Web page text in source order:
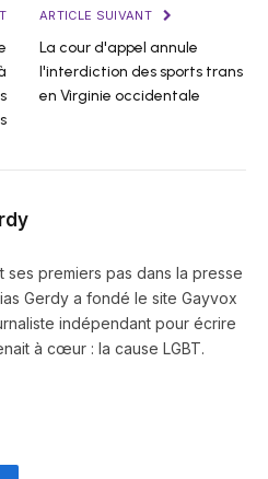
ARTICLE SUIVANT
La cour d'appel annule
l'interdiction des sports trans
en Virginie occidentale
ses premiers pas dans la presse
Gerdy a fondé le site Gayvox
indépendant pour écrire
à cœur : la cause LGBT.